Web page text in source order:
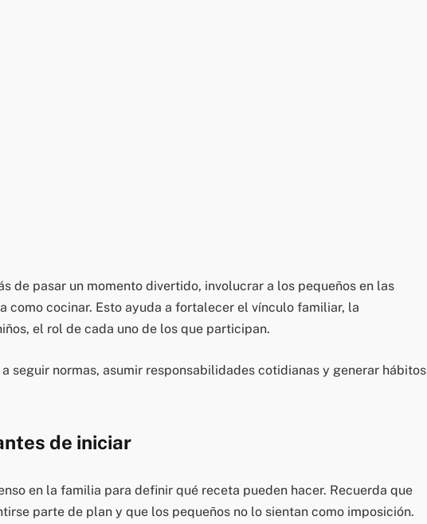
de pasar un momento divertido, involucrar a los pequeños en las
como cocinar. Esto ayuda a fortalecer el vínculo familiar, la
el rol de cada uno de los que participan.
seguir normas, asumir responsabilidades cotidianas y generar hábitos
de iniciar
en la familia para definir qué receta pueden hacer. Recuerda que
parte de plan y que los pequeños no lo sientan como imposición.